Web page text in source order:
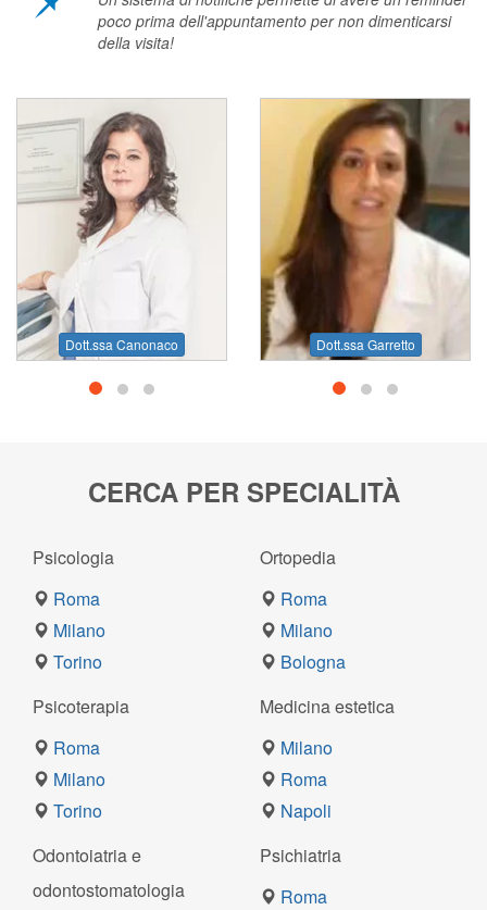
poco prima dell'appuntamento per non dimenticarsi
della visita!
Dott.ssa Maestri
Dott.ssa Garretto Dott.ssa Garretto
CERCA PER SPECIALITÀ
Psicologia
Roma
Milano
Torino
Psicoterapia
Roma
Milano
Torino
Odontoiatria e
odontostomatologia
Ortopedia
Roma
Milano
Bologna
Medicina estetica
Milano
Roma
Napoli
Psichiatria
Roma